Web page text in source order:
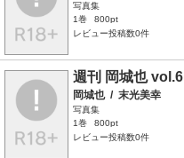
写真集
1巻
800pt
レビュー投稿数0件
週刊 岡城也 vol.6
岡城也 / 末光美幸
写真集
1巻
800pt
レビュー投稿数0件